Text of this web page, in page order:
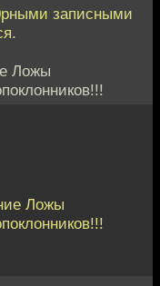
записными
Ложы
Ложы